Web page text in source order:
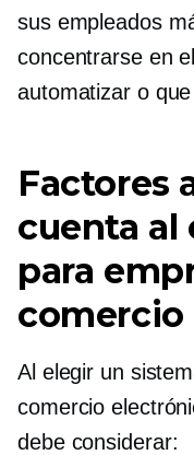
sus empleados
concentrarse en
automatizar o
Factores
cuenta al
para
Al elegir un
comercio
debe considerar: